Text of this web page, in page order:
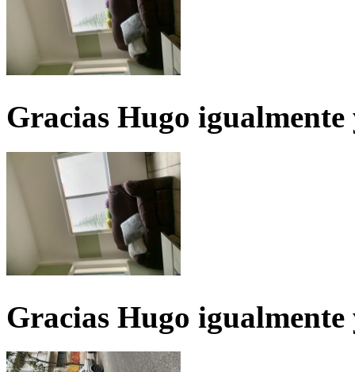
Gracias Hugo igualmente
Gracias Hugo igualmente